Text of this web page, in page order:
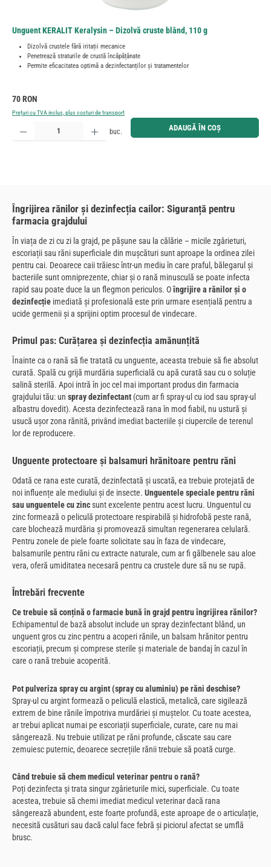
Unguent KERALIT Keralysin – Dizolvă cruste blând, 110 g
Dizolvă crustele fără iritații mecanice
Penetrează straturile de crustă încăpățânate
Permite eficacitatea optimă a dezinfectanților și tratamentelor
Preț obișnuit:
70 RON
Prețuri cu TVA inclus, plus costuri de transport
Cantitate produs: Introduceți cantitatea dorită sau utilizați butoanele pentru a mări sau micșora
buc. ADAUGĂ ÎN COȘ
Îngrijirea rănilor și dezinfecția cailor: Siguranță pentru
farmacia grajdului
În viața de zi cu zi la grajd, pe pășune sau la călărie – micile zgârieturi,
escoriații sau răni superficiale din mușcături sunt aproape la ordinea zilei
pentru cai. Deoarece caii trăiesc într-un mediu în care praful, bălegarul și
bacteriile sunt omniprezente, chiar și o rană minusculă se poate infecta
rapid sau poate duce la un flegmon periculos. Oîngrijire a rănilor și o
dezinfecție imediată și profesională este prin urmare esențială pentru a
ucide germenii și a sprijini optim procesul de vindecare.
Primul pas: Curățarea și dezinfecția amănunțită
Înainte ca o rană să fie tratată cu unguente, aceasta trebuie să fie absolut
curată. Spală cu grijă murdăria superficială cu apă curată sau cu o soluție
salină sterilă. Apoi intră în joc cel mai important produs din farmacia
grajdului tău: un spray dezinfectant (cum ar fi spray-ul cu iod sau spray-ul
albastru dovedit). Acesta dezinfectează rana în mod fiabil, nu ustură și
usucă ușor zona rănită, privând imediat bacteriile și ciupercile de terenul
lor de reproducere.
Unguente protectoare și balsamuri hrănitoare pentru răni
Odată ce rana este curată, dezinfectată și uscată, ea trebuie protejată de
noi influențe ale mediului și de insecte. Unguentele speciale pentru răni
sau unguentele cu zincsunt excelente pentru acest lucru. Unguentul cu
zinc formează o peliculă protectoare respirabilă și hidrofobă peste rană,
care blochează murdăria și promovează simultan regenerarea celulară.
Pentru zonele de piele foarte solicitate sau în faza de vindecare,
balsamurile pentru răni cu extracte naturale, cum ar fi gălbenele sau aloe
vera, oferă umiditatea necesară pentru ca crustele dure să nu se rupă.
Întrebări frecvente
Ce trebuie să conțină o farmacie bună în grajd pentru îngrijirea rănilor?
Echipamentul de bază absolut include un spray dezinfectant blând, un
unguent gros cu zinc pentru a acoperi rănile, un balsam hrănitor pentru
escoriații, precum și comprese sterile și materiale de bandaj în cazul în
care o rană trebuie acoperită.
Pot pulveriza spray cu argint (spray cu aluminiu) pe răni deschise?
Spray-ul cu argint formează o peliculă elastică, metalică, care sigilează
extrem de bine rănile împotriva murdăriei și muștelor. Cu toate acestea,
ar trebui aplicat numai pe escoriații superficiale, curate, care nu mai
sângerează. Nu trebuie utilizat pe răni profunde, căscate sau care
zemuiesc puternic, deoarece secrețiile rănii trebuie să poată curge.
Când trebuie să chem medicul veterinar pentru o rană?
Poți dezinfecta și trata singur zgârieturile mici, superficiale. Cu toate
acestea, trebuie să chemi imediat medicul veterinar dacă rana
sângerează abundent, este foarte profundă, este aproape de o articulație,
necesită cusături sau dacă calul face febră și piciorul afectat se umflă
brusc.